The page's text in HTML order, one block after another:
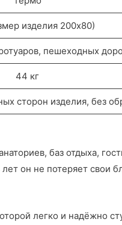
изделия 200х80)
пешеходных
44 кг
сторон изделия, без
баз отдыха,
он не потеряет свои
легко и надёжно